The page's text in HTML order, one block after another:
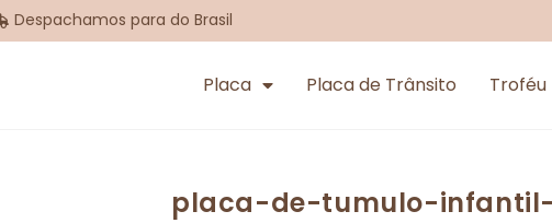
Despachamos para do Brasil
Placa Placa de Trânsito Troféu
placa-de-tumulo-